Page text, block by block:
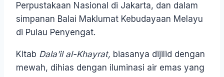
Perpustakaan Nasional di Jakarta, dan dalam
simpanan Balai Maklumat Kebudayaan Melayu
di Pulau Penyengat.
Kitab Dala’il al-Khayrat, biasanya dijilid dengan
mewah, dihias dengan iluminasi air emas yang